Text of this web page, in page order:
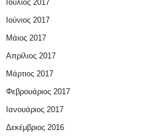
Ιούλιος 2017
Ιούνιος 2017
Μάιος 2017
Απρίλιος 2017
Μάρτιος 2017
Φεβρουάριος 2017
Ιανουάριος 2017
Δεκέμβριος 2016